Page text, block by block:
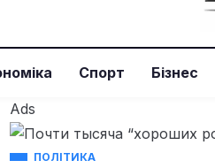
Спорт Бізнес
Ads
ПОЛІТИКА